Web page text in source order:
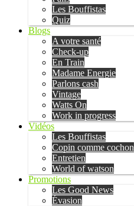
Les Bouffistas
Quiz
Blogs
A votre santé
Check-up
En Train
Madame Energie
Parlons cash
Vintage
Watts On
Work in progress
Vidéos
Les Bouffistas
Copin comme cochon
Entretien
World of watson
Promotions
Les Good News
Évasion